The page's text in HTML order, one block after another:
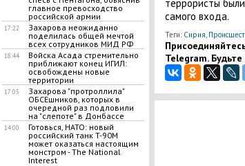
главное превосходство
российской армии
17:22
Захарова неожиданно
поделилась общей мечтой
всех сотрудников МИД РФ
18:44
Войска Асада стремительно
приближают конец ИГИЛ:
освобождены новые
территории
17:05
Захарова "протроллила"
ОБСЕшников, которых в
очередной раз подловили
на "слепоте" в Донбассе
14:00
Готовься, НАТО: новый
российский танк T-90M
может оказаться настоящим
монстром - The National
Interest
террористы
самого входа.
Теги: Сирия,
Telegram.